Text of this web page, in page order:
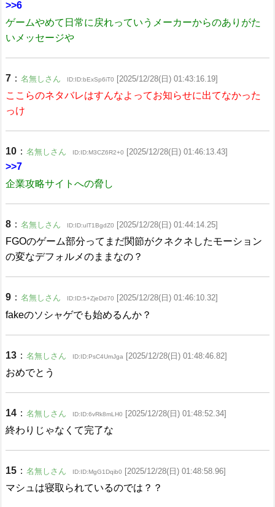
>>6
ゲームやめて日常に戻れっていうメーカーからのありがた
いメッセージや
7 ： 名無しさん ID:ID:bExSp6iT0 [2025/12/28(日) 01:43:16.19]
ここらのネタバレはすんなよってお知らせに出てなかった
っけ
10 ： 名無しさん ID:ID:M3CZ6R2+0 [2025/12/28(日) 01:46:13.43]
>>7
企業攻略サイトへの脅し
8 ： 名無しさん ID:ID:ulT1BgdZ0 [2025/12/28(日) 01:44:14.25]
FGOのゲーム部分ってまだ関節がクネクネしたモーション
の変なデフォルメのままなの？
9 ： 名無しさん ID:ID:5+ZjeDd70 [2025/12/28(日) 01:46:10.32]
fakeのソシャゲでも始めるんか？
13 ： 名無しさん ID:ID:PsC4UmJga [2025/12/28(日) 01:48:46.82]
おめでとう
14 ： 名無しさん ID:ID:6vRk8mLH0 [2025/12/28(日) 01:48:52.34]
終わりじゃなくて完了な
15 ： 名無しさん ID:ID:MgG1Dqib0 [2025/12/28(日) 01:48:58.96]
マシュは寝取られているのでは？？